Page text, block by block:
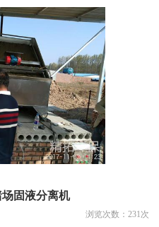
固液分离机
浏览次数： 231次